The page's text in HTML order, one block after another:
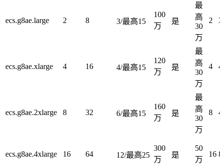
ecs.g8ae.large 2 8 3/最高15
100
万
是
最
高
30
万
2
ecs.g8ae.xlarge 4 16 4/最高15
120
万
是
最
高
30
万
4
ecs.g8ae.2xlarge 8 32 6/最高15
160
万
是
最
高
30
万
8
ecs.g8ae.4xlarge 16 64 12/最高25
300
万
是
50
万
16